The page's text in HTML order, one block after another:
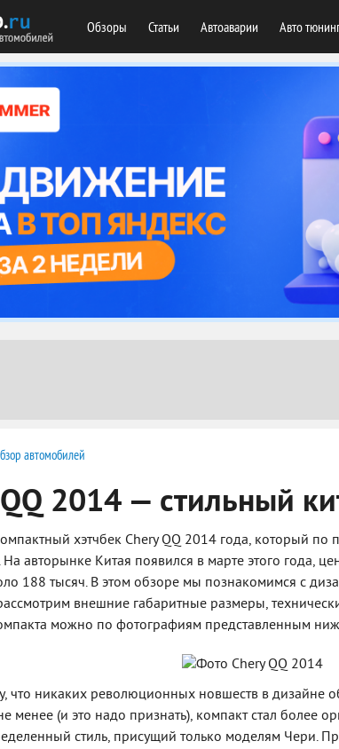
Обзоры Статьи Автоаварии Авто
автомобилей
2014 — стильный
хэтчбек Chery QQ 2014 года, который по
авторынке Китая появился в марте этого года,
188 тысяч. В этом обзоре мы познакомимся с
внешние габаритные размеры,
можно по фотографиям представленным
что никаких революционных новшеств в дизайне
менее (и это надо признать), компакт стал более
стиль, присущий только моделям Чери.